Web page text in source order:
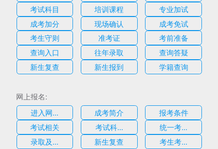
考试科目
培训课程
专业加试
成考加分
现场确认
成考免试
考生守则
准考证
考前准备
查询入口
往年录取
查询答疑
新生复查
新生报到 学籍查询
网上报名:
进入网...
成考简介
报考条件
考试相关
考试科...
统一考...
录取及...
新生复查 考生考...